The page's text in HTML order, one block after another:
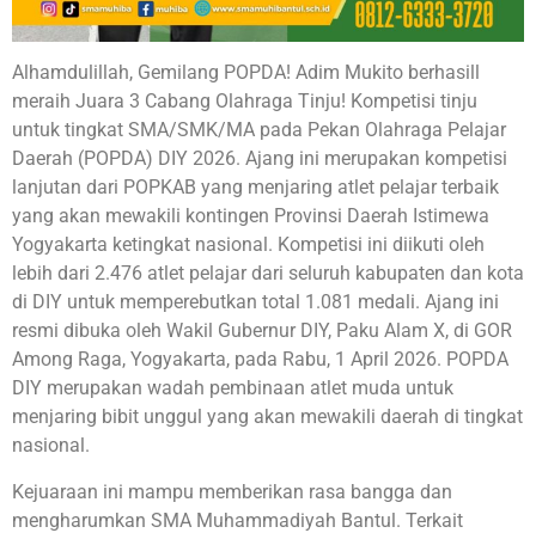
Alhamdulillah, Gemilang POPDA! Adim Mukito berhasill
meraih Juara 3 Cabang Olahraga Tinju! Kompetisi tinju
untuk tingkat SMA/SMK/MA pada Pekan Olahraga Pelajar
Daerah (POPDA) DIY 2026. Ajang ini merupakan kompetisi
lanjutan dari POPKAB yang menjaring atlet pelajar terbaik
yang akan mewakili kontingen Provinsi Daerah Istimewa
Yogyakarta ketingkat nasional. Kompetisi ini diikuti oleh
lebih dari 2.476 atlet pelajar dari seluruh kabupaten dan kota
di DIY untuk memperebutkan total 1.081 medali. Ajang ini
resmi dibuka oleh Wakil Gubernur DIY, Paku Alam X, di GOR
Among Raga, Yogyakarta, pada Rabu, 1 April 2026. POPDA
DIY merupakan wadah pembinaan atlet muda untuk
menjaring bibit unggul yang akan mewakili daerah di tingkat
nasional.
Kejuaraan ini mampu memberikan rasa bangga dan
mengharumkan SMA Muhammadiyah Bantul. Terkait